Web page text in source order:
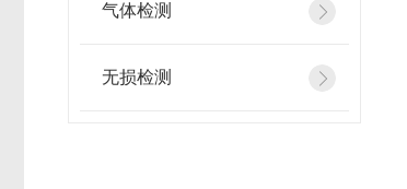
气体检测
无损检测